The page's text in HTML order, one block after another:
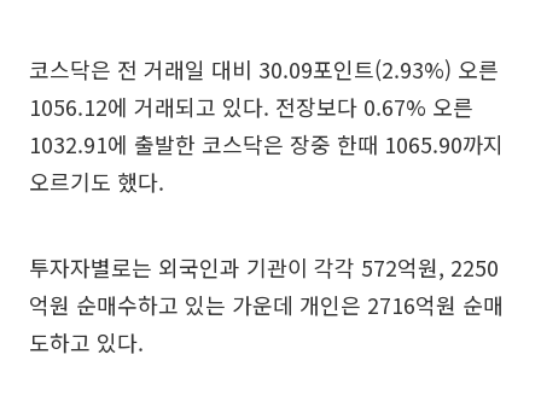
코스닥은 전 거래일 대비 30.09포인트(2.93%) 오른
1056.12에 거래되고 있다. 전장보다 0.67% 오른
1032.91에 출발한 코스닥은 장중 한때 1065.90까지
오르기도 했다.
투자자별로는 외국인과 기관이 각각 572억원, 2250
억원 순매수하고 있는 가운데 개인은 2716억원 순매
도하고 있다.